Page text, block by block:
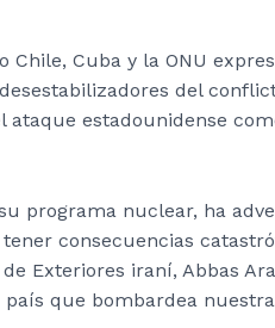
Cuba y la ONU
del
estadounidense
programa nuclear, ha
consecuencias
Exteriores iraní, Abbas
que bombardea